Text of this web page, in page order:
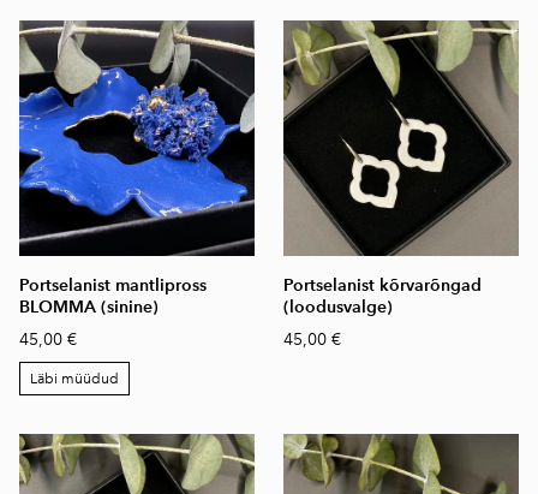
Portselanist mantlipross
BLOMMA (sinine)
45,00 €
Läbi müüdud
Portselanist kõrvarõngad
(loodusvalge)
45,00 €